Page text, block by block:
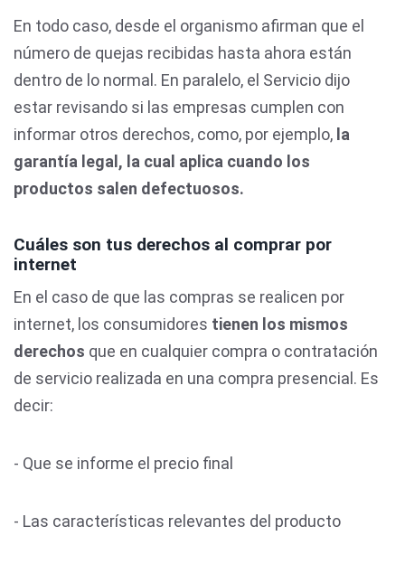
En todo caso, desde el organismo afirman que el
número de quejas recibidas hasta ahora están
dentro de lo normal. En paralelo, el Servicio dijo
estar revisando si las empresas cumplen con
informar otros derechos, como, por ejemplo, la
garantía legal, la cual aplica cuando los
productos salen defectuosos.
Cuáles son tus derechos al comprar por
internet
En el caso de que las compras se realicen por
internet, los consumidores tienen los mismos
derechos que en cualquier compra o contratación
de servicio realizada en una compra presencial. Es
decir:
- Que se informe el precio final
- Las características relevantes del producto